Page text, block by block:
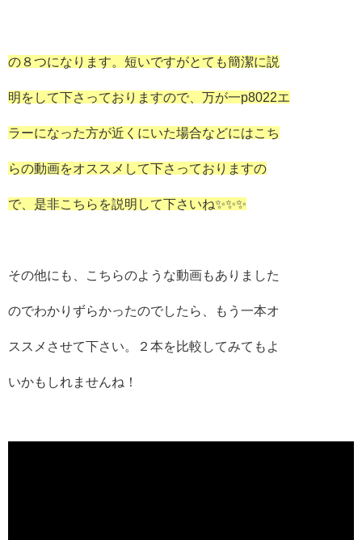
の８つになります。短いですがとても簡潔に説
明をして下さっておりますので、万が一p8022エ
ラーになった方が近くにいた場合などにはこち
らの動画をオススメして下さっておりますの
で、是非こちらを説明して下さいね✨✨✨
その他にも、こちらのような動画もありました
のでわかりずらかったのでしたら、もう一本オ
ススメさせて下さい。２本を比較してみてもよ
いかもしれませんね！